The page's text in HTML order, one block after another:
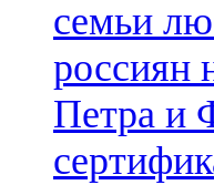
семьи
россиян
Петра и